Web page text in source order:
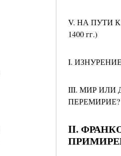
V. НА ПУТИ
1400 гг.)
I.
III. МИР ИЛИ
ПЕРЕМИРИЕ?
II.